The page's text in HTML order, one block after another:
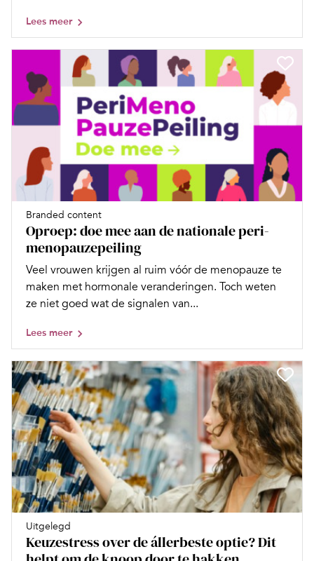
Lees meer
Branded content
Oproep: doe mee aan de nationale peri-
menopauzepeiling
Veel vrouwen krijgen al ruim vóór de menopauze te
maken met hormonale veranderingen. Toch weten
ze niet goed wat de signalen van...
Lees meer
Uitgelegd
Keuzestress over de állerbeste optie? Dit